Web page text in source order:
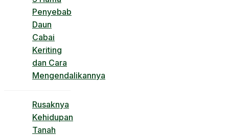
Penyebab
Daun
Cabai
Keriting
dan Cara
Mengendalikannya
Rusaknya
Kehidupan
Tanah